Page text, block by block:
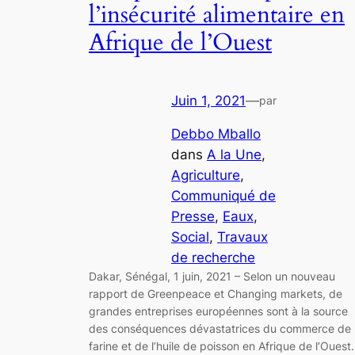
l’insécurité alimentaire en
Afrique de l’Ouest
Juin 1, 2021—par
Debbo Mballo
dans A la Une
Agriculture
Communiqué de
Presse, Eaux
Social, Travaux
de recherche
Dakar, Sénégal, 1 juin, 2021 – Selon un nouveau
rapport de Greenpeace et Changing markets, de
grandes entreprises européennes sont à la source
des conséquences dévastatrices du commerce de
farine et de l’huile de poisson en Afrique de l’Ouest.